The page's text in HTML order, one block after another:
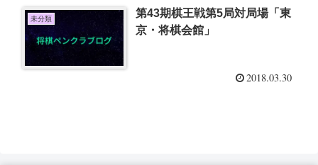
未分類
第43期棋王戦第5局対局場「東
京・将棋会館」
2018.03.30